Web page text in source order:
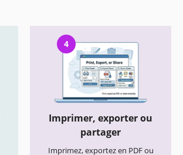
4
Imprimer, exporter ou
partager
Imprimez, exportez en PDF ou